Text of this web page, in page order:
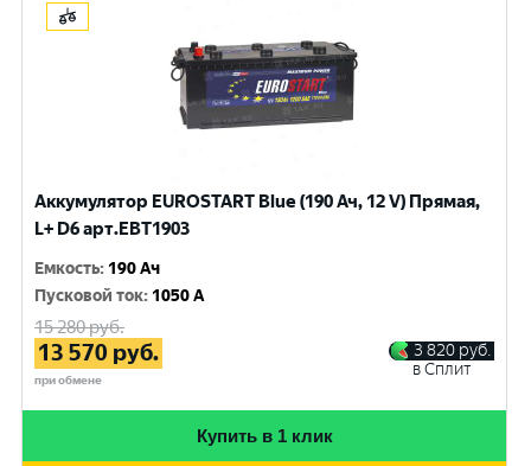
Аккумулятор EUROSTART Blue (190 Ач, 12 V) Прямая,
L+ D6 арт.EBT1903
Емкость: 190 Ач
Пусковой ток: 1050 A
15 280руб.
13 570 руб.
при обмене
3 820 руб.
в Сплит
Купить в 1 клик